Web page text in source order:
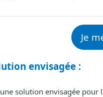
Je
envisagée :
solution envisagée pour